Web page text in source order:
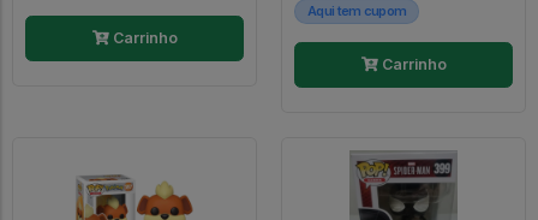
Carrinho
Aqui tem cupom
Carrinho